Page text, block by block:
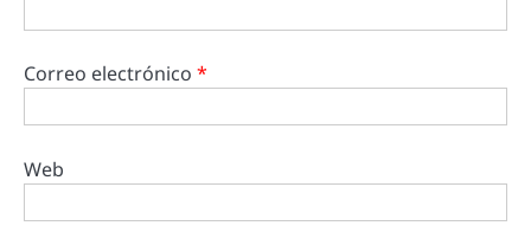
Correo electrónico *
Web